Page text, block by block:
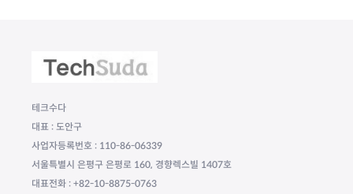
테크수다
대표 : 도안구
사업자등록번호 : 110-86-06339
서울특별시 은평구 은평로 160, 경향렉스빌 1407호
대표전화 : +82-10-8875-0763